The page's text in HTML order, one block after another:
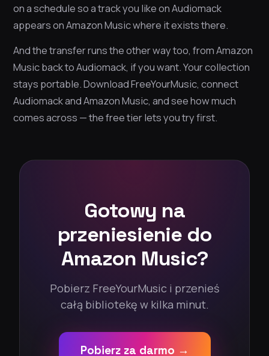
on a schedule so a track you like on Audiomack
appears on Amazon Music where it exists there.
And the transfer runs the other way too, from Amazon
Music back to Audiomack, if you want. Your collection
stays portable. Download FreeYourMusic, connect
Audiomack and Amazon Music, and see how much
comes across — the free tier lets you try first.
Gotowy na
przeniesienie do
Amazon Music?
Pobierz FreeYourMusic i przenieś
całą bibliotekę w kilka minut.
Pobierz za darmo →